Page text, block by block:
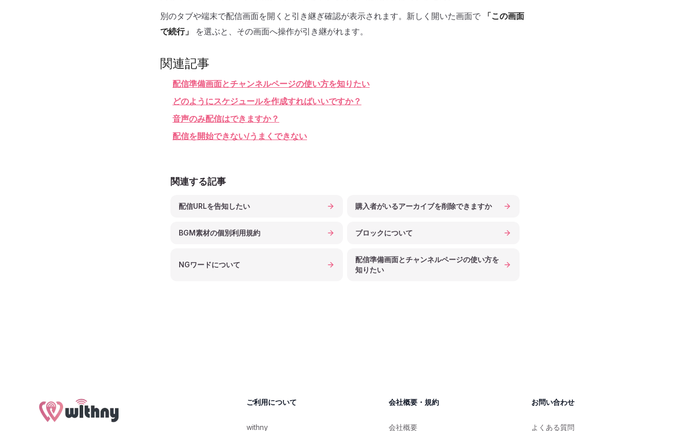
別のタブや端末で配信画面を開くと引き継ぎ確認が表示されます。新しく開いた画面で
「この画面
で続行」
を選ぶと、その画面へ操作が引き継がれます。
関連記事
配信準備画面とチャンネルページの使い方を知りたい
どのようにスケジュールを作成すればいいですか？
音声のみ配信はできますか？
配信を開始できない/うまくできない
関連する記事
配信URLを告知したい 購入者がいるアーカイブを削除できますか
BGM素材の個別利用規約 ブロックについて
NGワードについて
配信準備画面とチャンネルページの使い方を
知りたい
ご利用について
withny
会社概要・規約
会社概要
お問い合わせ
よくある質問